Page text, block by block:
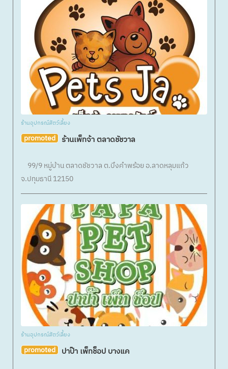
ร้านอุปกรณ์สัตว์เลี้ยง
promoted ร้านเพ็ทจ้า ตลาดชัชวาล
99/9 หมู่บ้าน ตลาดชัชวาล ต.บึงคำพร้อย อ.ลาดหลุมแก้ว
จ.ปทุมธานี 12150
ร้านอุปกรณ์สัตว์เลี้ยง
promoted ปาป๊า เพ็ทช็อป บางแค